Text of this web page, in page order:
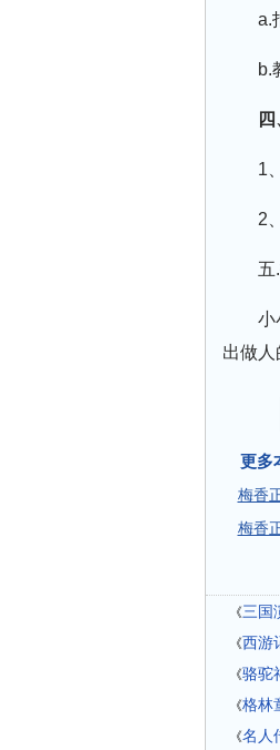
a.
b.
1
2
五
小
出做人
更
梅香
梅香
《三国
《西游
《骆驼
《格林
《名人